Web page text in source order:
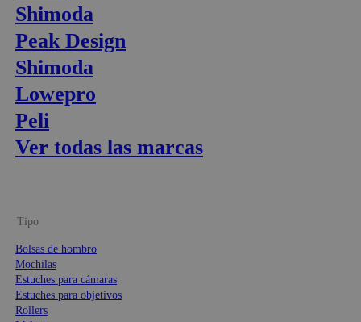
Shimoda
Peak Design
Shimoda
Lowepro
Peli
Ver todas las marcas
Tipo
Bolsas de hombro
Mochilas
Estuches para cámaras
Estuches para objetivos
Rollers